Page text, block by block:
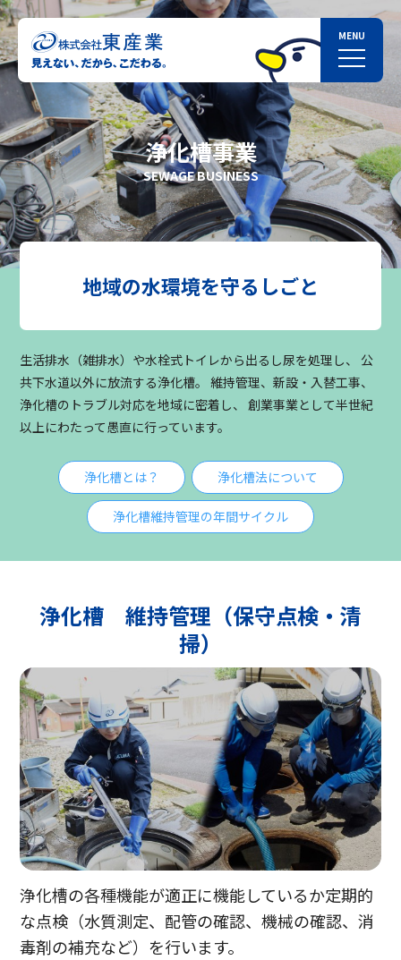
浄化槽事業
SEWAGE BUSINESS
地域の水環境を守るしごと
生活排水（雑排水）や水栓式トイレから出るし尿を処理し、
公
共下水道以外に放流する浄化槽。 維持管理、新設・入替工事、
浄化槽のトラブル対応を地域に密着し、 創業事業として半世紀
以上にわたって愚直に行っています。
浄化槽とは？ 浄化槽法について
浄化槽維持管理の年間サイクル
浄化槽 維持管理（保守点検・清
掃）
浄化槽の各種機能が適正に機能しているか定期的
な点検（水質測定、配管の確認、機械の確認、消
毒剤の補充など）を行います。